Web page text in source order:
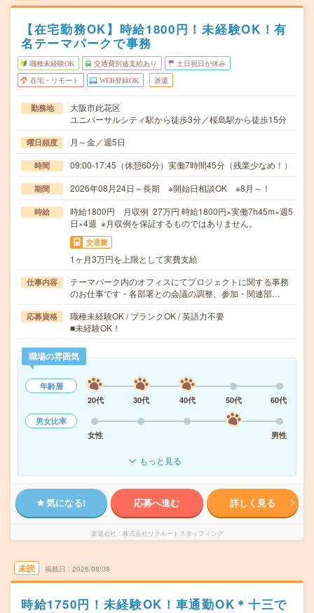
【在宅勤務OK】時給1800円！未経験OK！有
名テーマパークで事務
職種未経験OK 交通費別途支給あり 土日祝日が休み
在宅・リモート WEB登録OK 派遣
勤務地
大阪市此花区
ユニバーサルシティ駅から徒歩3分／桜島駅から徒歩15分
曜日頻度 月～金／週5日
時間 09:00-17:45（休憩60分）実働7時間45分（残業少なめ！）
期間 2026年08月24日～長期 ※開始日相談OK ※8月～！
時給
時給1800円 月収例 27万円 時給1800円×実働7h45m×週5
日×4週 ※月収例を保証するものではありません。
交通費
1ヶ月3万円を上限として実費支給
仕事内容
テーマパーク内のオフィスにてプロジェクトに関する事務
のお仕事です・各部署との会議の調整、参加・関連部…
応募資格
職種未経験OK / ブランクOK / 英語力不要
■未経験OK！
職場の雰囲気
年齢層
20代
30代 40代 50代
60代
男女比率
女性
男性
もっと見る
気になる! 応募へ進む 詳しく見る
派遣会社 株式会社リクルートスタッフィング
未読 掲載日 2026/08/08
時給1750円！未経験OK！車通勤OK＊十三で